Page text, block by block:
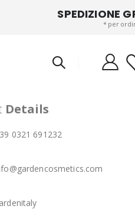
SPEDIZIONE
* per
Details
0321 691232